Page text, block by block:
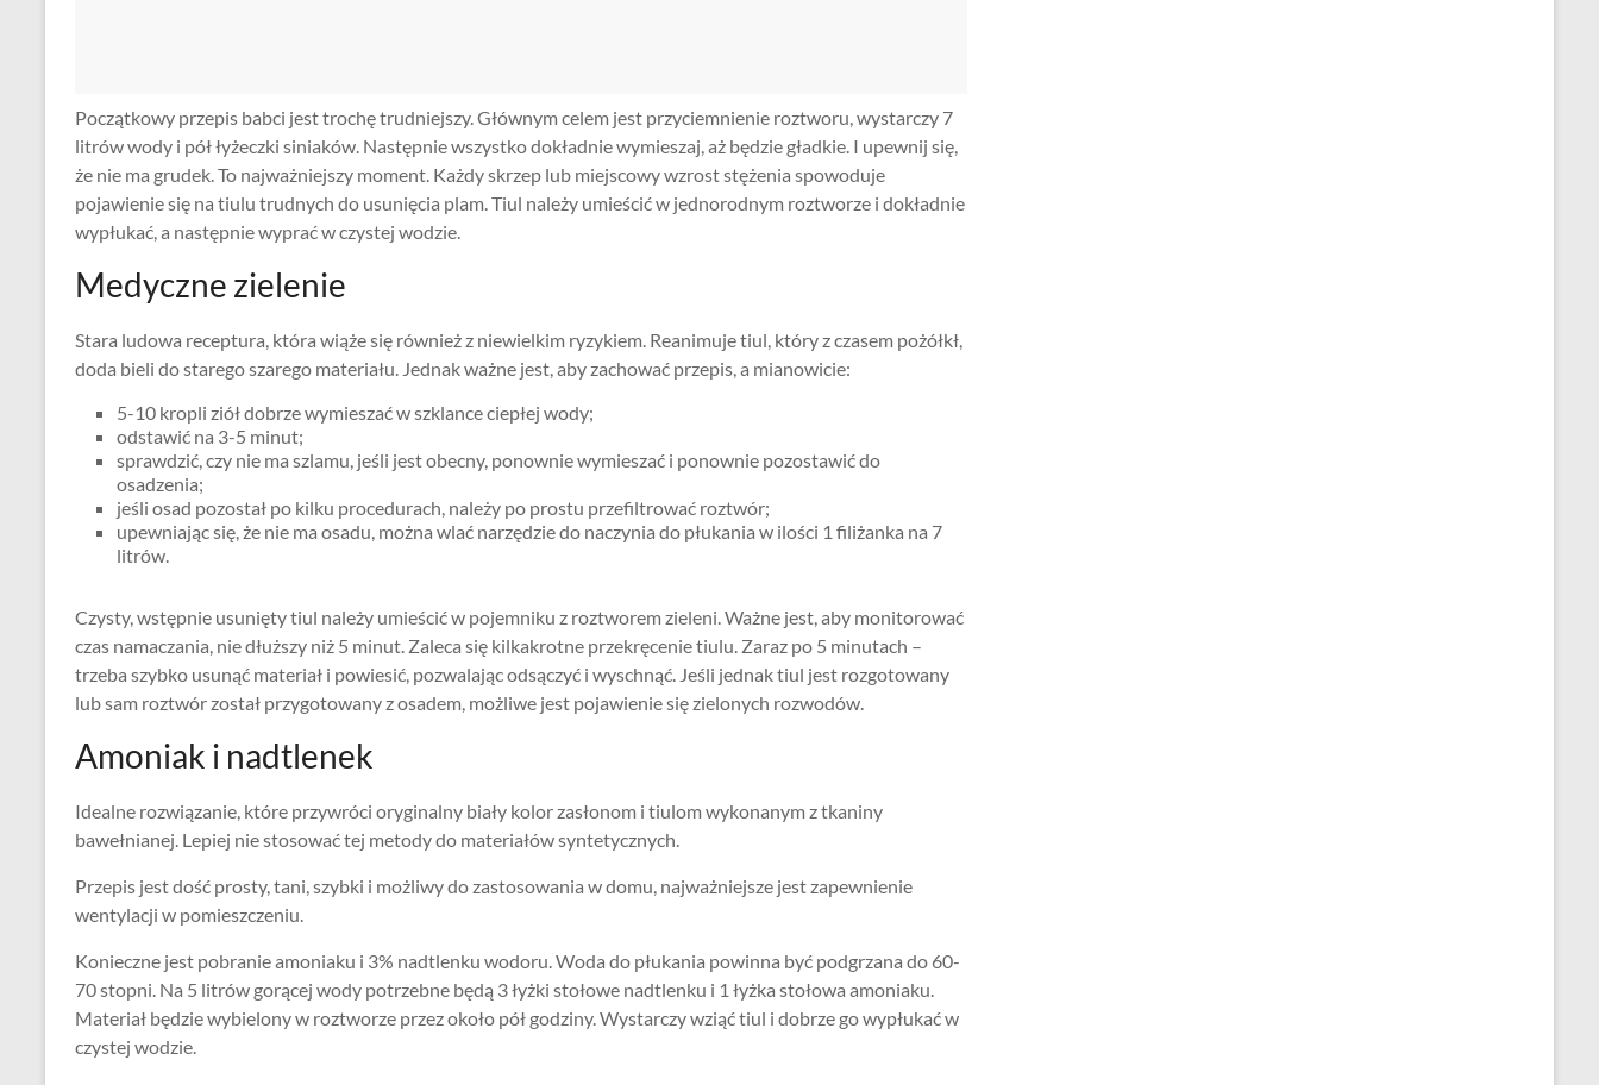
Początkowy przepis babci jest trochę trudniejszy. Głównym celem jest przyciemnienie roztworu, wystarczy 7
litrów wody i pół łyżeczki siniaków. Następnie wszystko dokładnie wymieszaj, aż będzie gładkie. I upewnij się,
że nie ma grudek. To najważniejszy moment. Każdy skrzep lub miejscowy wzrost stężenia spowoduje
pojawienie się na tiulu trudnych do usunięcia plam. Tiul należy umieścić w jednorodnym roztworze i dokładnie
wypłukać, a następnie wyprać w czystej wodzie.
Medyczne zielenie
Stara ludowa receptura, która wiąże się również z niewielkim ryzykiem. Reanimuje tiul, który z czasem pożółkł,
doda bieli do starego szarego materiału. Jednak ważne jest, aby zachować przepis, a mianowicie:
5-10 kropli ziół dobrze wymieszać w szklance ciepłej wody;
odstawić na 3-5 minut;
sprawdzić, czy nie ma szlamu, jeśli jest obecny, ponownie wymieszać i ponownie pozostawić do
osadzenia;
jeśli osad pozostał po kilku procedurach, należy po prostu przefiltrować roztwór;
upewniając się, że nie ma osadu, można wlać narzędzie do naczynia do płukania w ilości 1 filiżanka na 7
litrów.
Czysty, wstępnie usunięty tiul należy umieścić w pojemniku z roztworem zieleni. Ważne jest, aby monitorować
czas namaczania, nie dłuższy niż 5 minut. Zaleca się kilkakrotne przekręcenie tiulu. Zaraz po 5 minutach –
trzeba szybko usunąć materiał i powiesić, pozwalając odsączyć i wyschnąć. Jeśli jednak tiul jest rozgotowany
lub sam roztwór został przygotowany z osadem, możliwe jest pojawienie się zielonych rozwodów.
Amoniak i nadtlenek
Idealne rozwiązanie, które przywróci oryginalny biały kolor zasłonom i tiulom wykonanym z tkaniny
bawełnianej. Lepiej nie stosować tej metody do materiałów syntetycznych.
Przepis jest dość prosty, tani, szybki i możliwy do zastosowania w domu, najważniejsze jest zapewnienie
wentylacji w pomieszczeniu.
Konieczne jest pobranie amoniaku i 3% nadtlenku wodoru. Woda do płukania powinna być podgrzana do 60-
70 stopni. Na 5 litrów gorącej wody potrzebne będą 3 łyżki stołowe nadtlenku i 1 łyżka stołowa amoniaku.
Materiał będzie wybielony w roztworze przez około pół godziny. Wystarczy wziąć tiul i dobrze go wypłukać w
czystej wodzie.